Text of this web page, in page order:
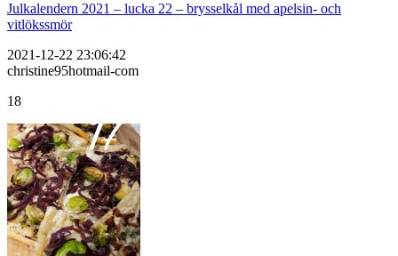
Julkalendern 2021 – lucka 22 – brysselkål med apelsin- och
vitlökssmör
2021-12-22 23:06:42
christine95hotmail-com
18